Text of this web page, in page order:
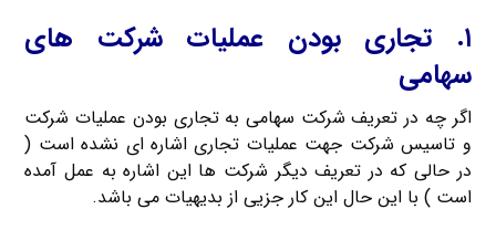
۱. تجاری بودن عملیات شرکت های
سهامی
اگر چه در تعریف شرکت سهامی به تجاری بودن عملیات شرکت
و تاسیس شرکت جهت عملیات تجاری اشاره ای نشده است (
در حالی که در تعریف دیگر شرکت ها این اشاره به عمل آمده
است ) با این حال این کار جزیی از بدیهیات می باشد.